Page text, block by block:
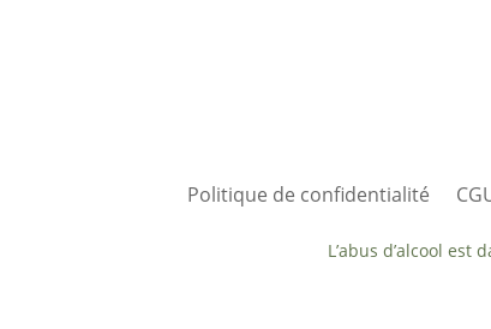
Politique de confidentialité
L’abus d’alcool